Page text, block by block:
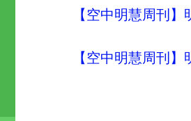
【空中明慧周刊
【空中明慧周刊